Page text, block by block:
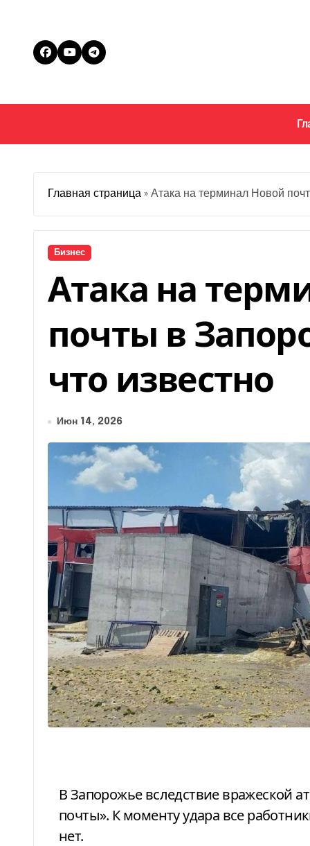
Главная страница » Атака на терминал Новой
Бизнес
Атака на
почты в
что известно
Июн 14, 2026
В Запорожье вследствие вражеской атаки поврежден терминал «Новой
почты». К моменту удара все
нет.